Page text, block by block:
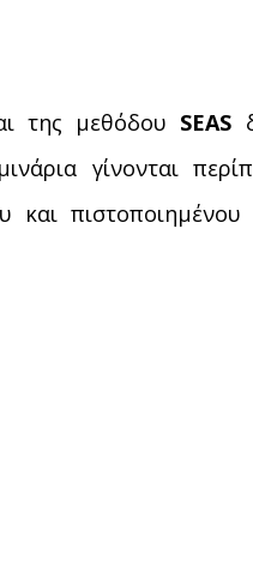
της μεθόδου SEAS
γίνονται
και